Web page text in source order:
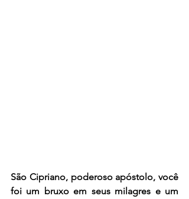
São Cipriano, poderoso apóstolo, você
foi um bruxo em seus milagres e um